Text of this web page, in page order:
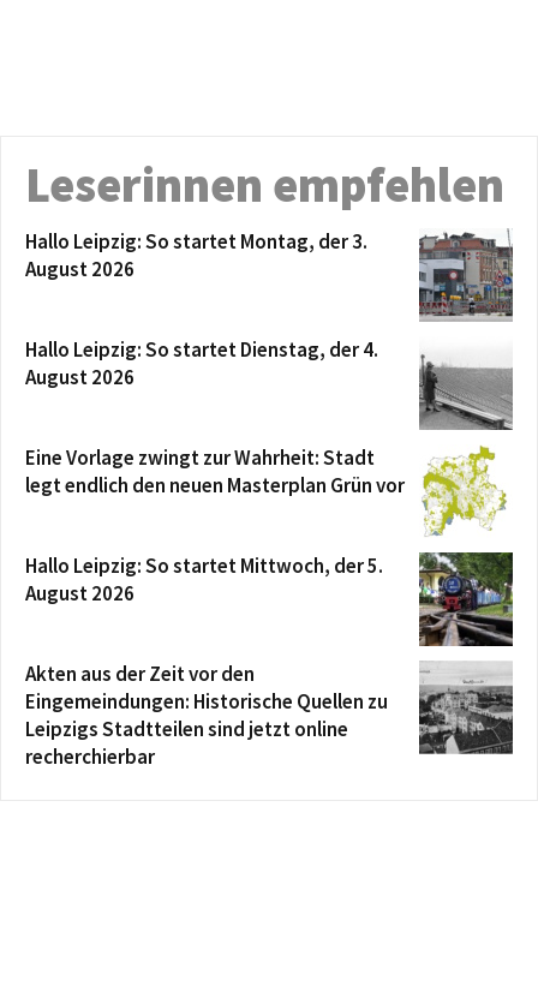
Leserinnen empfehlen
Hallo Leipzig: So startet Montag, der 3.
August 2026
Hallo Leipzig: So startet Dienstag, der 4.
August 2026
Eine Vorlage zwingt zur Wahrheit: Stadt
legt endlich den neuen Masterplan Grün vor
Hallo Leipzig: So startet Mittwoch, der 5.
August 2026
Akten aus der Zeit vor den
Eingemeindungen: Historische Quellen zu
Leipzigs Stadtteilen sind jetzt online
recherchierbar